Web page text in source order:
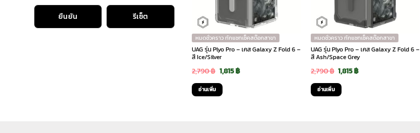
ยืนยัน รีเซ็ต
หมดชั่วคราว ทักแชทเช็คสต๊อกสาขา
UAG รุ่น Plyo Pro – เคส Galaxy Z Fold 6 –
สี Ice/Silver
2,790฿ Original
price
was:
1,815฿Current
อ่านเพิ่ม
หมดชั่วคราว ทักแชทเช็คสต๊อกสาขา
UAG รุ่น Plyo Pro – เคส Galaxy Z Fold 6 –
สี Ash/Space Grey
2,790฿ Original
price
was:
1,815฿Current
อ่านเพิ่ม